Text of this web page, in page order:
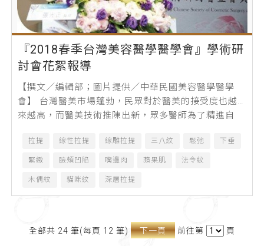
『2018春季台灣美容醫學醫學會』學術研
討會花絮報導
【撰文／編輯部；圖片提供／中華民國美容醫學醫學
會】 台灣醫美市場蓬勃，民眾對於醫美的接受度也越
來越高，而醫美技術推陳出新，眾多醫師為了精進自
拉提 線性拉提 線雕拉提 三八紋 鬆弛 下垂
緊緻 臉頰凹陷 嘴邊肉 蘋果肌 法令紋
木偶紋 貓咪紋 深層拉提
全部共 24 筆(每頁 12 筆) 下一頁 前往第 頁